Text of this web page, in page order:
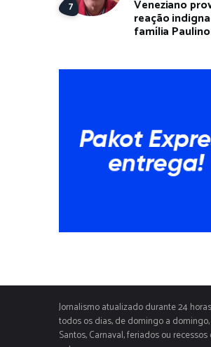
Veneziano
reação
família Paulino
Jornalismo atualizado durante 24
todos os dias, de domingo a
Santos, Carnaval, feriados ou